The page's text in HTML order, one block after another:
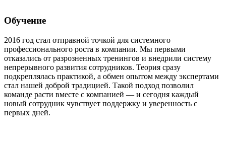
Обучение
2016 год стал отправной точкой для системного
профессионального роста в компании. Мы первыми
отказались от разрозненных тренингов и внедрили систему
непрерывного развития сотрудников. Теория сразу
подкреплялась практикой, а обмен опытом между экспертами
стал нашей доброй традицией. Такой подход позволил
команде расти вместе с компанией — и сегодня каждый
новый сотрудник чувствует поддержку и уверенность с
первых дней.